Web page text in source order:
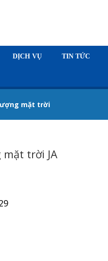
DỊCH VỤ TIN TỨC
mặt trời
trời JA